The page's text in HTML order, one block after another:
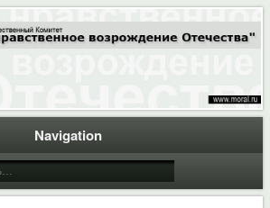
нравственное возрождение Отечества"
Navigation